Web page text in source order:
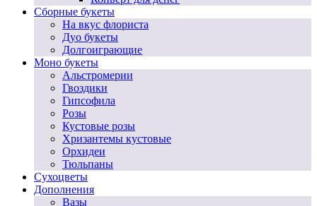
Сборные букеты
На вкус флориста
Дуо букеты
Долгоиграющие
Моно букеты
Альстромерии
Гвоздики
Гипсофила
Розы
Кустовые розы
Хризантемы кустовые
Орхидеи
Тюльпаны
Сухоцветы
Дополнения
Вазы